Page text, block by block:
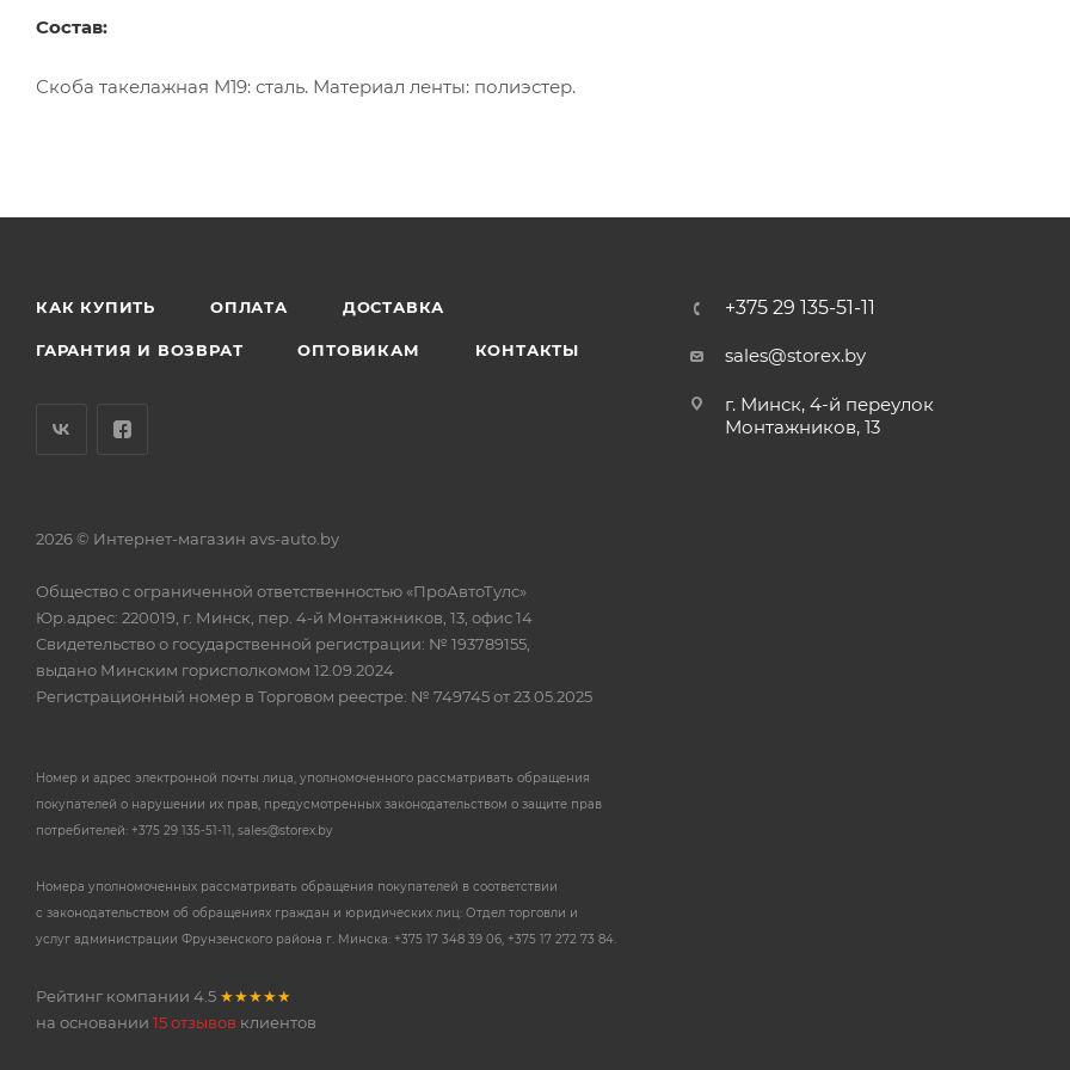
Состав:
Скоба такелажная М19: сталь. Материал ленты: полиэстер.
КАК КУПИТЬ ОПЛАТА ДОСТАВКА
ГАРАНТИЯ И ВОЗВРАТ ОПТОВИКАМ КОНТАКТЫ
+375 29 135-51-11
sales@storex.by
г. Минск, 4-й переулок
Монтажников, 13
2026 © Интернет-магазин avs-auto.by
Общество с ограниченной ответственностью «ПроАвтоТулс»
Юр.адрес: 220019, г. Минск, пер. 4-й Монтажников, 13, офис 14
Свидетельство о государственной регистрации: № 193789155,
выдано Минским горисполкомом 12.09.2024
Регистрационный номер в Торговом реестре: № 749745 от 23.05.2025
Номер и адрес электронной почты лица, уполномоченного рассматривать обращения
покупателей о нарушении их прав, предусмотренных законодательством о защите прав
потребителей: +375 29 135-51-11, sales@storex.by
Номера уполномоченных рассматривать обращения покупателей в соответствии
с законодательством об обращениях граждан и юридических лиц: Отдел торговли и
услуг администрации Фрунзенского района г. Минска: +375 17 348 39 06, +375 17 272 73 84.
Рейтинг компании 4.5 ★★★★★
на основании 15 отзывов клиентов